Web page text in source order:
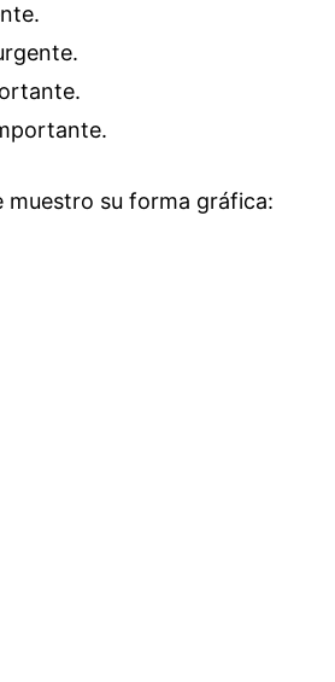
muestro su forma gráfica: